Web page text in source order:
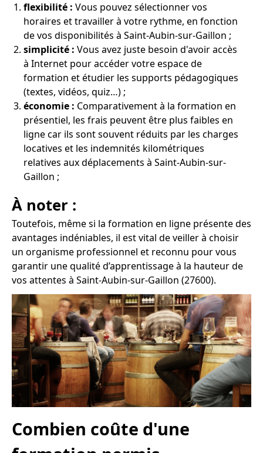
flexibilité : Vous pouvez sélectionner vos
horaires et travailler à votre rythme, en fonction
de vos disponibilités à Saint-Aubin-sur-Gaillon ;
simplicité : Vous avez juste besoin d'avoir accès
à Internet pour accéder votre espace de
formation et étudier les supports pédagogiques
(textes, vidéos, quiz…) ;
économie : Comparativement à la formation en
présentiel, les frais peuvent être plus faibles en
ligne car ils sont souvent réduits par les charges
locatives et les indemnités kilométriques
relatives aux déplacements à Saint-Aubin-sur-
Gaillon ;
À noter :
Toutefois, même si la formation en ligne présente des
avantages indéniables, il est vital de veiller à choisir
un organisme professionnel et reconnu pour vous
garantir une qualité d’apprentissage à la hauteur de
vos attentes à Saint-Aubin-sur-Gaillon (27600).
Combien coûte d'une